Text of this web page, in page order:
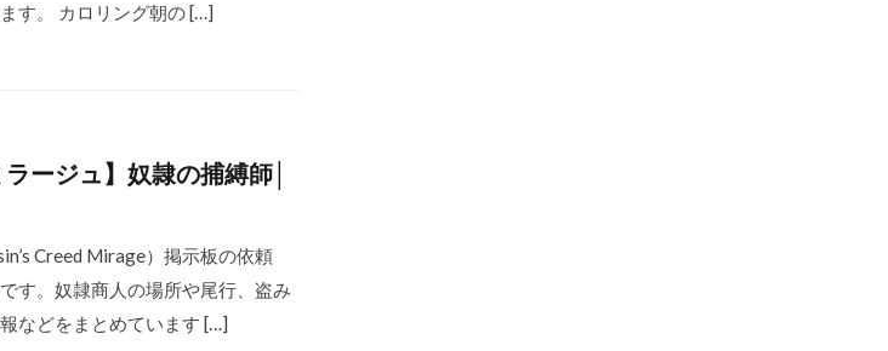
す。 カロリング朝の […]
ージュ】奴隷の捕縛師│
Creed Mirage）掲示板の依頼
す。奴隷商人の場所や尾行、盗み
などをまとめています […]